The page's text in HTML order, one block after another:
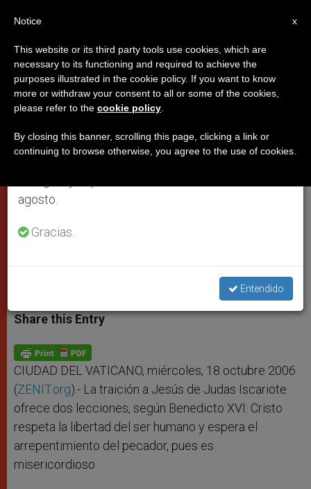
Las dos lecciones de la traición
de Judas Iscariote, según el
Papa
Intervención en la audiencia general
VATICANO
t
s
p
p
s
e
g
e
r
e
b
o
k
t r
Share this Entry
CIUDAD DEL VATICANO, miércoles, 18 octubre 2006
(ZENIT.org).- La traición a Jesús de Judas Iscariote
ofrece dos lecciones, según Benedicto XVI: Cristo
respeta la libertad del ser humano y espera el
arrepentimiento del pecador, pues es
misericordioso.
×
Aviso importante
Del 27 de julio al 7 de agosto haremos la pausa
anual, aprovechando que en el periodo de verano
se generan menos informaciones y también el
agosto.
Gracias.
Entendido
x
Notice
This website or its third party tools use cookies, which are
necessary to its functioning and required to achieve the
purposes illustrated in the cookie policy. If you want to know
more or withdraw your consent to all or some of the cookies,
please refer to the cookie policy
By closing this banner, scrolling this page, clicking a link or
continuing to browse otherwise, you agree to the use of cookies.